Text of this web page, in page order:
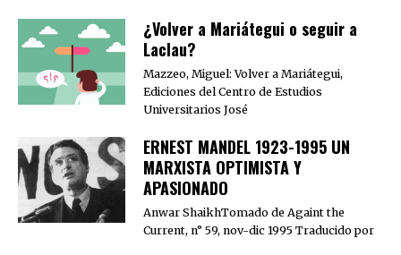
¿Volver a Mariátegui o seguir a
Laclau?
Mazzeo, Miguel: Volver a Mariátegui,
Ediciones del Centro de Estudios
Universitarios José
ERNEST MANDEL 1923-1995 UN
MARXISTA OPTIMISTA Y
APASIONADO
Anwar ShaikhTomado de Againt the
Current, n° 59, nov-dic 1995 Traducido por